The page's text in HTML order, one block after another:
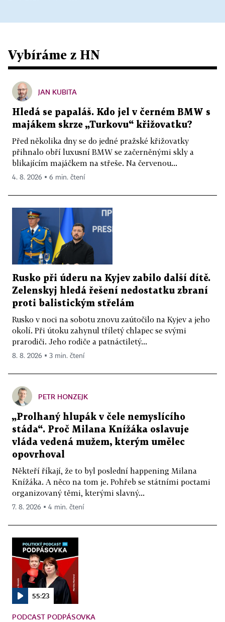
Vybíráme z HN
JAN KUBITA
Hledá se papaláš. Kdo jel v černém BMW s
majákem skrze „Turkovu“ křižovatku?
Před několika dny se do jedné pražské křižovatky
přihnalo obří luxusní BMW se začerněnými skly a
blikajícím majáčkem na střeše. Na červenou...
4. 8. 2026 ▪ 6 min. čtení
Rusko při úderu na Kyjev zabilo další dítě.
Zelenskyj hledá řešení nedostatku zbraní
proti balistickým střelám
Rusko v noci na sobotu znovu zaútočilo na Kyjev a jeho
okolí. Při útoku zahynul tříletý chlapec se svými
prarodiči. Jeho rodiče a patnáctiletý...
8. 8. 2026 ▪ 3 min. čtení
PETR HONZEJK
„Prolhaný hlupák v čele nemyslícího
stáda“. Proč Milana Knížáka oslavuje
vláda vedená mužem, kterým umělec
opovrhoval
Někteří říkají, že to byl poslední happening Milana
Knížáka. A něco na tom je. Pohřeb se státními poctami
organizovaný těmi, kterými slavný...
7. 8. 2026 ▪ 4 min. čtení
55:23
PODCAST PODPÁSOVKA